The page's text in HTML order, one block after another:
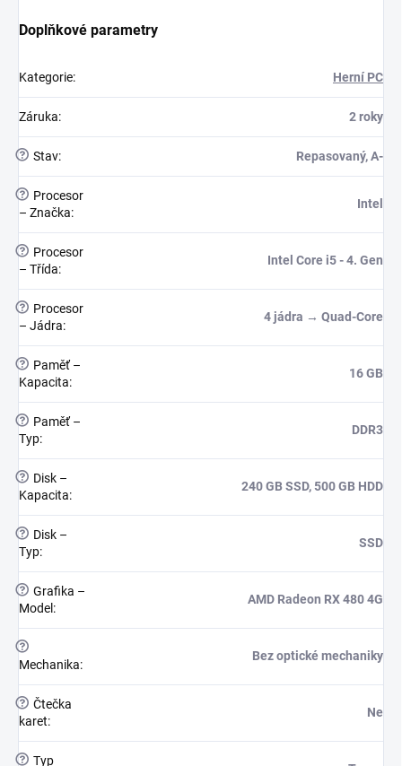
Doplňkové parametry
Kategorie: Herní PC
Záruka: 2 roky
? Stav: Repasovaný, A-
?
Procesor
– Značka:
Intel
?
Procesor
– Třída:
Intel Core i5 - 4. Gen
?
Procesor
– Jádra:
4 jádra → Quad-Core
?
Paměť –
Kapacita:
16 GB
?
Paměť –
Typ:
DDR3
?
Disk –
Kapacita:
240 GB SSD, 500 GB HDD
?
Disk –
Typ:
SSD
? Grafika –
Model :
AMD Radeon RX 480 4G
?
Mechanika:
Bez optické mechaniky
? Čtečka
karet:
Ne
? Typ